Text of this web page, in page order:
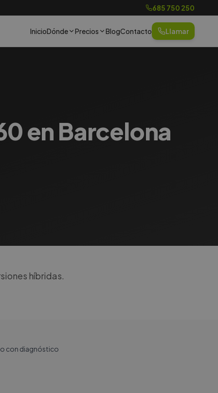
685 750 250
InicioDónde Precios BlogContacto Llamar
en Barcelona
híbridas.
con diagnóstico